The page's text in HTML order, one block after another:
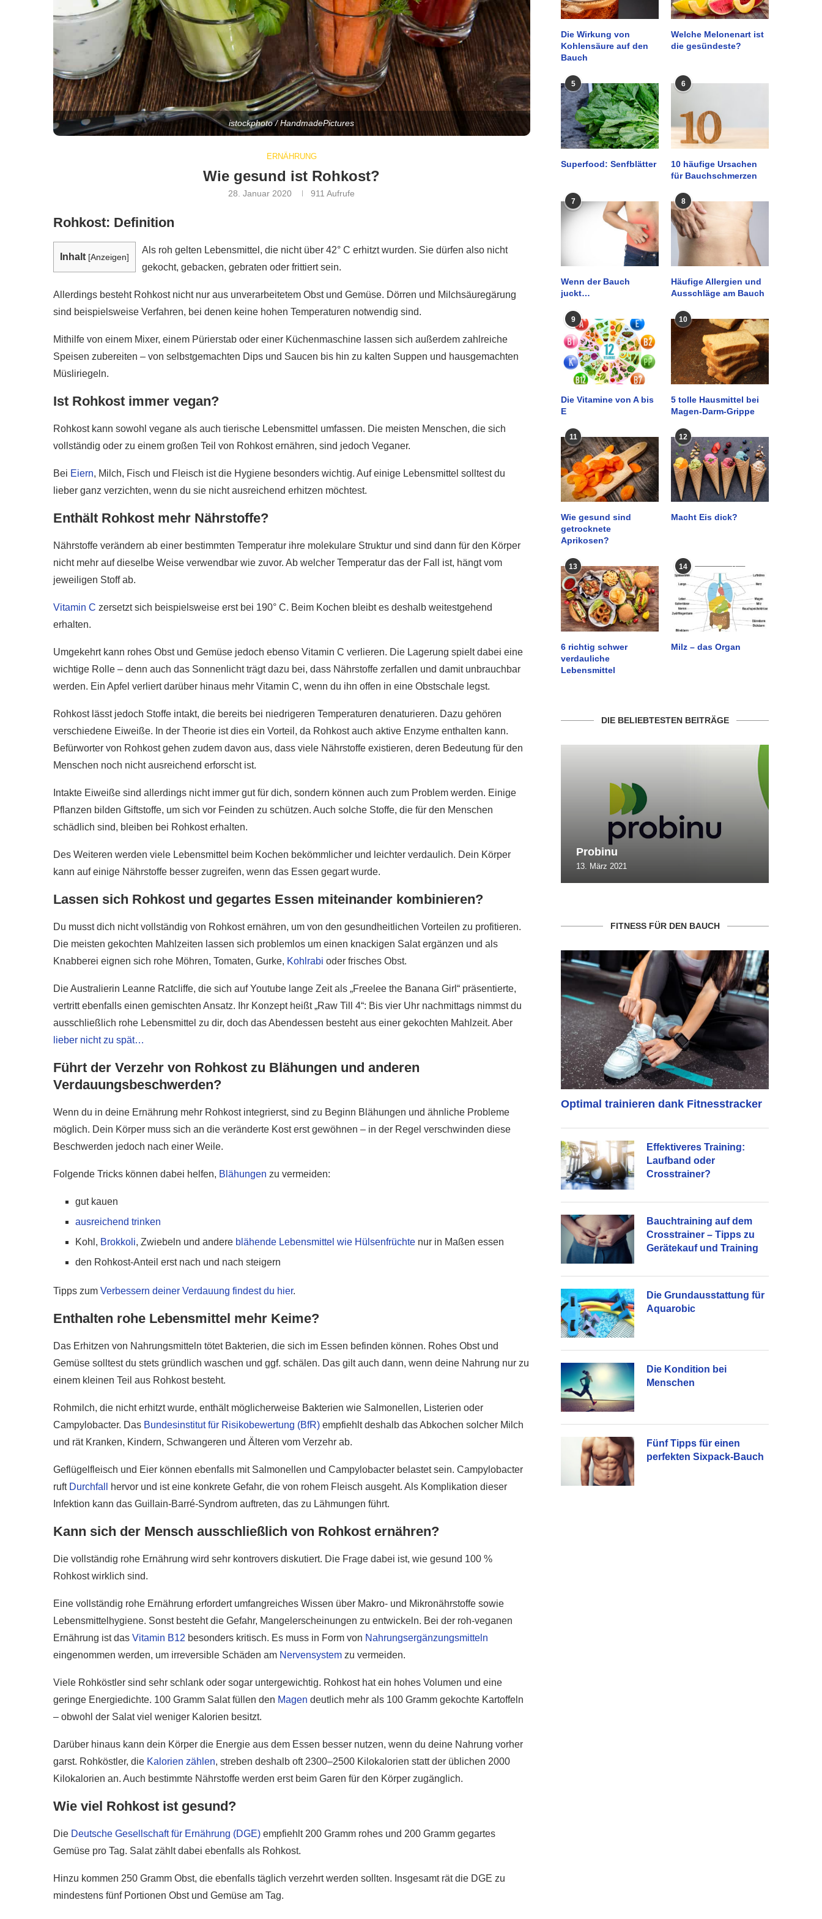
istockphoto / HandmadePictures
ERNÄHRUNG
Wie gesund ist Rohkost?
28. Januar 2020 911 Aufrufe
Rohkost: Definition
Inhalt [Anzeigen]
Als roh gelten Lebensmittel, die nicht über 42° C erhitzt wurden. Sie dürfen also nicht
gekocht, gebacken, gebraten oder frittiert sein.
Allerdings besteht Rohkost nicht nur aus unverarbeitetem Obst und Gemüse. Dörren und Milchsäuregärung
sind beispielsweise Verfahren, bei denen keine hohen Temperaturen notwendig sind.
Mithilfe von einem Mixer, einem Pürierstab oder einer Küchenmaschine lassen sich außerdem zahlreiche
Speisen zubereiten – von selbstgemachten Dips und Saucen bis hin zu kalten Suppen und hausgemachten
Müsliriegeln.
Ist Rohkost immer vegan?
Rohkost kann sowohl vegane als auch tierische Lebensmittel umfassen. Die meisten Menschen, die sich
vollständig oder zu einem großen Teil von Rohkost ernähren, sind jedoch Veganer.
Bei Eiern, Milch, Fisch und Fleisch ist die Hygiene besonders wichtig. Auf einige Lebensmittel solltest du
lieber ganz verzichten, wenn du sie nicht ausreichend erhitzen möchtest.
Enthält Rohkost mehr Nährstoffe?
Nährstoffe verändern ab einer bestimmten Temperatur ihre molekulare Struktur und sind dann für den Körper
nicht mehr auf dieselbe Weise verwendbar wie zuvor. Ab welcher Temperatur das der Fall ist, hängt vom
jeweiligen Stoff ab.
Vitamin C zersetzt sich beispielsweise erst bei 190° C. Beim Kochen bleibt es deshalb weitestgehend
erhalten.
Umgekehrt kann rohes Obst und Gemüse jedoch ebenso Vitamin C verlieren. Die Lagerung spielt dabei eine
wichtige Rolle – denn auch das Sonnenlicht trägt dazu bei, dass Nährstoffe zerfallen und damit unbrauchbar
werden. Ein Apfel verliert darüber hinaus mehr Vitamin C, wenn du ihn offen in eine Obstschale legst.
Rohkost lässt jedoch Stoffe intakt, die bereits bei niedrigeren Temperaturen denaturieren. Dazu gehören
verschiedene Eiweiße. In der Theorie ist dies ein Vorteil, da Rohkost auch aktive Enzyme enthalten kann.
Befürworter von Rohkost gehen zudem davon aus, dass viele Nährstoffe existieren, deren Bedeutung für den
Menschen noch nicht ausreichend erforscht ist.
Intakte Eiweiße sind allerdings nicht immer gut für dich, sondern können auch zum Problem werden. Einige
Pflanzen bilden Giftstoffe, um sich vor Feinden zu schützen. Auch solche Stoffe, die für den Menschen
schädlich sind, bleiben bei Rohkost erhalten.
Des Weiteren werden viele Lebensmittel beim Kochen bekömmlicher und leichter verdaulich. Dein Körper
kann auf einige Nährstoffe besser zugreifen, wenn das Essen gegart wurde.
Lassen sich Rohkost und gegartes Essen miteinander kombinieren?
Du musst dich nicht vollständig von Rohkost ernähren, um von den gesundheitlichen Vorteilen zu profitieren.
Die meisten gekochten Mahlzeiten lassen sich problemlos um einen knackigen Salat ergänzen und als
Knabberei eignen sich rohe Möhren, Tomaten, Gurke, Kohlrabi oder frisches Obst.
Die Australierin Leanne Ratcliffe, die sich auf Youtube lange Zeit als „Freelee the Banana Girl“ präsentierte,
vertritt ebenfalls einen gemischten Ansatz. Ihr Konzept heißt „Raw Till 4“: Bis vier Uhr nachmittags nimmst du
ausschließlich rohe Lebensmittel zu dir, doch das Abendessen besteht aus einer gekochten Mahlzeit. Aber
lieber nicht zu spät…
Führt der Verzehr von Rohkost zu Blähungen und anderen
Verdauungsbeschwerden?
Wenn du in deine Ernährung mehr Rohkost integrierst, sind zu Beginn Blähungen und ähnliche Probleme
möglich. Dein Körper muss sich an die veränderte Kost erst gewöhnen – in der Regel verschwinden diese
Beschwerden jedoch nach einer Weile.
Folgende Tricks können dabei helfen, Blähungen zu vermeiden:
gut kauen
ausreichend trinken
Kohl, Brokkoli, Zwiebeln und andere blähende Lebensmittel wie Hülsenfrüchte nur in Maßen essen
den Rohkost-Anteil erst nach und nach steigern
Tipps zum Verbessern deiner Verdauung findest du hier.
Enthalten rohe Lebensmittel mehr Keime?
Das Erhitzen von Nahrungsmitteln tötet Bakterien, die sich im Essen befinden können. Rohes Obst und
Gemüse solltest du stets gründlich waschen und ggf. schälen. Das gilt auch dann, wenn deine Nahrung nur zu
einem kleinen Teil aus Rohkost besteht.
Rohmilch, die nicht erhitzt wurde, enthält möglicherweise Bakterien wie Salmonellen, Listerien oder
Campylobacter. Das Bundesinstitut für Risikobewertung (BfR) empfiehlt deshalb das Abkochen solcher Milch
und rät Kranken, Kindern, Schwangeren und Älteren vom Verzehr ab.
Geflügelfleisch und Eier können ebenfalls mit Salmonellen und Campylobacter belastet sein. Campylobacter
ruft Durchfall
hervor und ist eine konkrete Gefahr, die von rohem Fleisch ausgeht. Als Komplikation dieser
Infektion kann das Guillain-Barré-Syndrom auftreten, das zu Lähmungen führt.
Kann sich der Mensch ausschließlich von Rohkost ernähren?
Die vollständig rohe Ernährung wird sehr kontrovers diskutiert. Die Frage dabei ist, wie gesund 100 %
Rohkost wirklich sind.
Eine vollständig rohe Ernährung erfordert umfangreiches Wissen über Makro- und Mikronährstoffe sowie
Lebensmittelhygiene. Sonst besteht die Gefahr, Mangelerscheinungen zu entwickeln. Bei der roh-veganen
Ernährung ist das Vitamin B12 besonders kritisch. Es muss in Form von Nahrungsergänzungsmitteln
eingenommen werden, um irreversible Schäden am Nervensystem zu vermeiden.
Viele Rohköstler sind sehr schlank oder sogar untergewichtig. Rohkost hat ein hohes Volumen und eine
geringe Energiedichte. 100 Gramm Salat füllen den Magen deutlich mehr als 100 Gramm gekochte Kartoffeln
– obwohl der Salat viel weniger Kalorien besitzt.
Darüber hinaus kann dein Körper die Energie aus dem Essen besser nutzen, wenn du deine Nahrung vorher
garst. Rohköstler, die Kalorien zählen, streben deshalb oft 2300–2500 Kilokalorien statt der üblichen 2000
Kilokalorien an. Auch bestimmte Nährstoffe werden erst beim Garen für den Körper zugänglich.
Wie viel Rohkost ist gesund?
Die Deutsche Gesellschaft für Ernährung (DGE) empfiehlt 200 Gramm rohes und 200 Gramm gegartes
Gemüse pro Tag. Salat zählt dabei ebenfalls als Rohkost.
Hinzu kommen 250 Gramm Obst, die ebenfalls täglich verzehrt werden sollten. Insgesamt rät die DGE zu
mindestens fünf Portionen Obst und Gemüse am Tag.
Die Wirkung von
Kohlensäure auf den
Bauch
Welche Melonenart ist
die gesündeste?
5
Superfood: Senfblätter
6
10 häufige Ursachen
für Bauchschmerzen
7
Wenn der Bauch
juckt…
8
Häufige Allergien und
Ausschläge am Bauch
9
Die Vitamine von A bis
E
10
5 tolle Hausmittel bei
Magen-Darm-Grippe
11
Wie gesund sind
getrocknete
Aprikosen?
12
Macht Eis dick?
13
6 richtig schwer
verdauliche
Lebensmittel
14
Milz – das Organ
DIE BELIEBTESTEN BEITRÄGE
Wie gesund ist Rohkost?
28. Januar 2020
Zuckerkonsum
28. Januar 2020
Probinu
13. März 2021
FITNESS FÜR DEN BAUCH
Optimal trainieren dank Fitnesstracker
Effektiveres Training:
Laufband oder
Crosstrainer?
Bauchtraining auf dem
Crosstrainer – Tipps zu
Gerätekauf und Training
Die Grundausstattung für
Aquarobic
Die Kondition bei
Menschen
Fünf Tipps für einen
perfekten Sixpack-Bauch